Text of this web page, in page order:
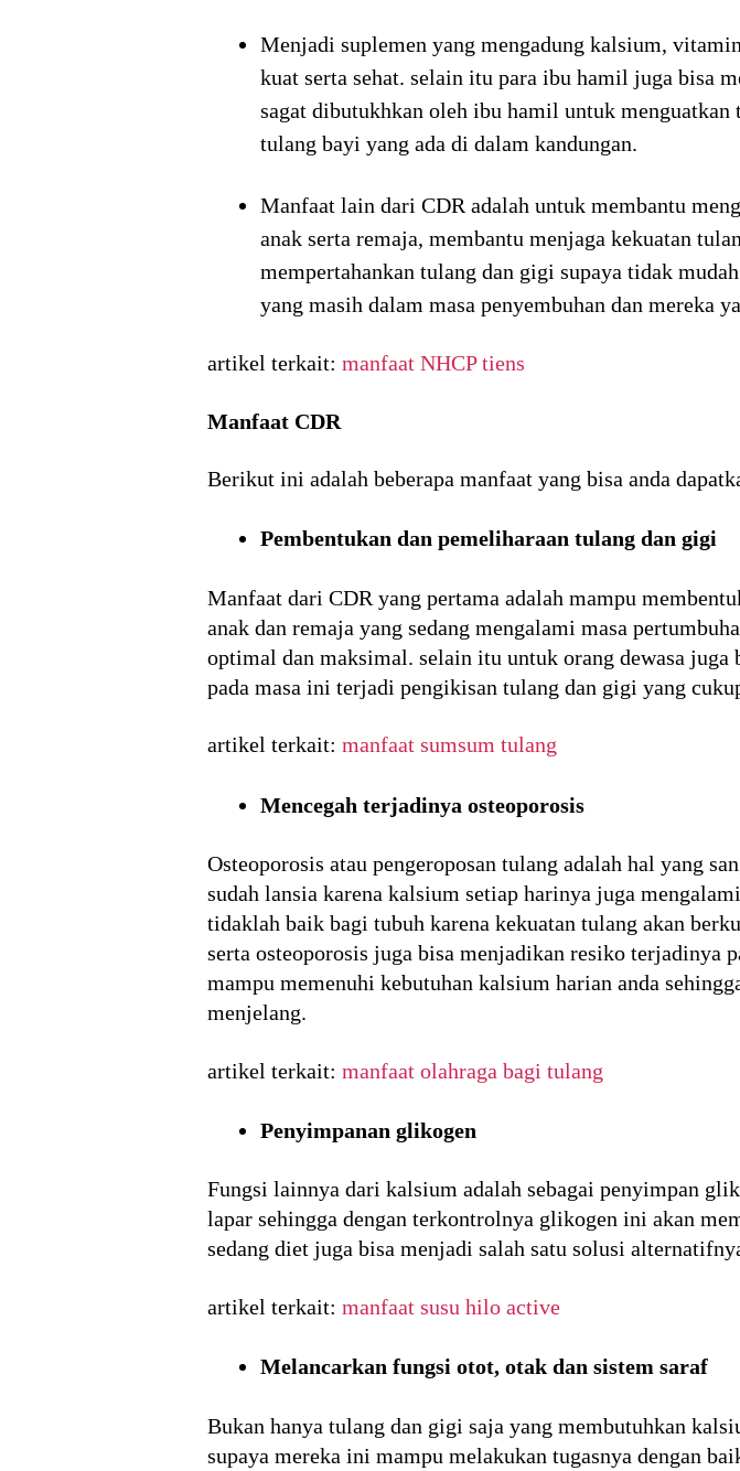
Menjadi suplemen yang mengadung kalsium,
kuat serta sehat. selain itu para ibu hamil juga bisa
sagat dibutukhkan oleh ibu hamil untuk
tulang bayi yang ada di dalam kandungan.
Manfaat lain dari CDR adalah untuk membantu
anak serta remaja, membantu menjaga kekuatan
mempertahankan tulang dan gigi supaya tidak
yang masih dalam masa penyembuhan dan mereka
artikel terkait: manfaat NHCP tiens
Manfaat CDR
Berikut ini adalah beberapa manfaat yang bisa anda
Pembentukan dan pemeliharaan tulang dan gigi
Manfaat dari CDR yang pertama adalah mampu
anak dan remaja yang sedang mengalami masa
optimal dan maksimal. selain itu untuk orang dewasa
pada masa ini terjadi pengikisan tulang dan gigi yang
artikel terkait: manfaat sumsum tulang
Mencegah terjadinya osteoporosis
Osteoporosis atau pengeroposan tulang adalah hal yang
sudah lansia karena kalsium setiap harinya juga
tidaklah baik bagi tubuh karena kekuatan tulang akan
serta osteoporosis juga bisa menjadikan resiko terjadinya
mampu memenuhi kebutuhan kalsium harian anda
menjelang.
artikel terkait: manfaat olahraga bagi tulang
Penyimpanan glikogen
Fungsi lainnya dari kalsium adalah sebagai penyimpan
lapar sehingga dengan terkontrolnya glikogen ini akan
sedang diet juga bisa menjadi salah satu solusi
artikel terkait: manfaat susu hilo active
Melancarkan fungsi otot, otak dan sistem saraf
Bukan hanya tulang dan gigi saja yang membutuhkan
supaya mereka ini mampu melakukan tugasnya dengan